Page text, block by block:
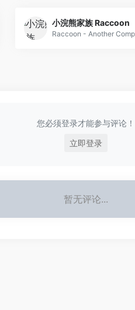
小浣熊家族 Raccoon
您必须登录才能参与评论！
立即登录
暂无评论...